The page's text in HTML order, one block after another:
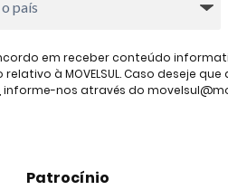
em receber conteúdo
à MOVELSUL. Caso deseje que a
nos através do
Patrocínio